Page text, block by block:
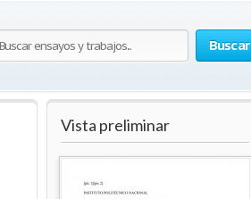
Buscar
Vista preliminar